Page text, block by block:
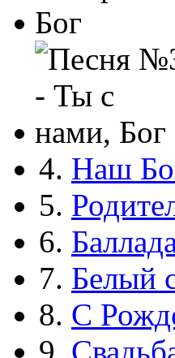
4. Наш
5.
6.
7. Белый
8. С